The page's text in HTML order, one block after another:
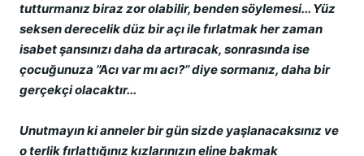
tutturmanız biraz zor olabilir, benden söylemesi... Yüz
seksen derecelik düz bir açı ile fırlatmak her zaman
isabet şansınızı daha da artıracak, sonrasında ise
çocuğunuza ’’Acı var mı acı?’’ diye sormanız, daha bir
gerçekçi olacaktır...
Unutmayın ki anneler bir gün sizde yaşlanacaksınız ve
o terlik fırlattığınız kızlarınızın eline bakmak